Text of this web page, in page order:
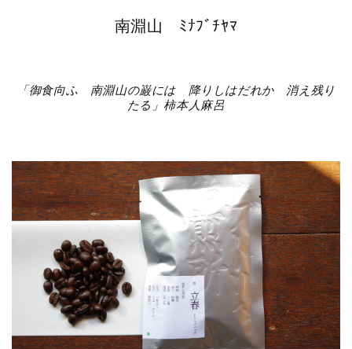
南淵山 ﾐﾅﾌﾞﾁﾔﾏ
「御食向ふ 南淵山の巌には 降りしはだれか 消え残り
たる」柿本人麻呂